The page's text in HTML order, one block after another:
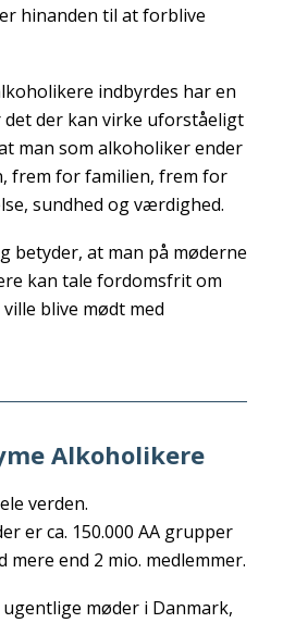
hinanden til at forblive
indbyrdes har en
der kan virke uforståeligt
man som alkoholiker ender
frem for familien, frem for
sundhed og værdighed.
betyder, at man på møderne
kan tale fordomsfrit om
blive mødt med
Alkoholikere
verden.
er ca. 150.000 AA grupper
mere end 2 mio. medlemmer.
møder i Danmark,